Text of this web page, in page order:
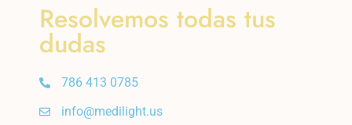
Resolvemos todas tus
dudas
786 413 0785
info@medilight.us